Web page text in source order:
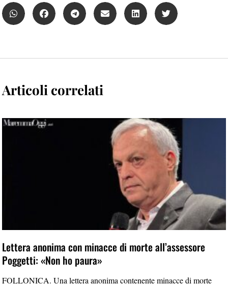
Articoli correlati
Lettera anonima con minacce di morte all’assessore
Poggetti: «Non ho paura»
FOLLONICA. Una lettera anonima contenente minacce di morte